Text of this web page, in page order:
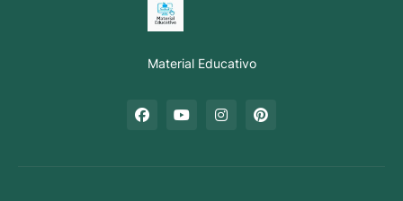
Material Educativo